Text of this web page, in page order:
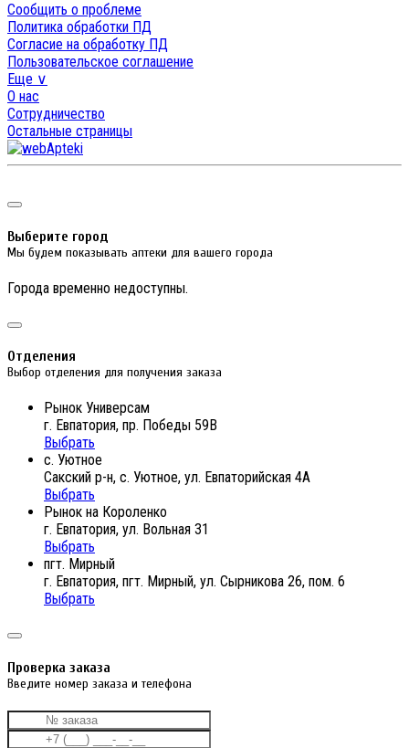
Сообщить о проблеме
Политика обработки ПД
Согласие на обработку ПД
Пользовательское соглашение
Еще ∨
О нас
Сотрудничество
Остальные страницы
Выберите город
Мы будем показывать аптеки для вашего города
Города временно недоступны.
Отделения
Выбор отделения для получения заказа
Рынок Универсам
г. Евпатория, пр. Победы 59В
Выбрать
с. Уютное
Сакский р-н, с. Уютное, ул. Евпаторийская 4А
Выбрать
Рынок на Короленко
г. Евпатория, ул. Вольная 31
Выбрать
пгт. Мирный
г. Евпатория, пгт. Мирный, ул. Сырникова 26, пом. 6
Выбрать
Проверка заказа
Введите номер заказа и телефона